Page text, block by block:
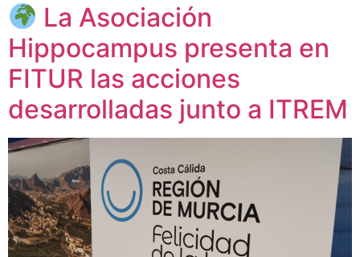
La Asociación
Hippocampus presenta en
FITUR las acciones
desarrolladas junto a ITREM